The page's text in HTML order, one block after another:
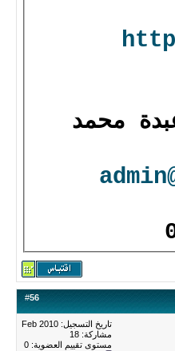
محمد
#56
تاريخ التسجيل: Feb 2010
مشاركة: 18
مستوى تقييم العضوية: 0